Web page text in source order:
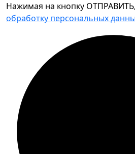
Нажимая на кнопку
обработку персональных